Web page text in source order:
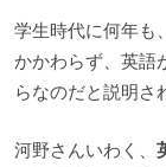
学生時代に何年も
かかわらず、英語
らなのだと説明さ
河野さんいわく、